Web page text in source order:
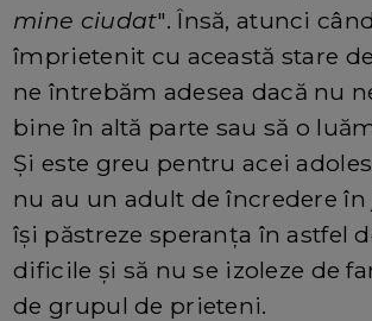
mine ciudat". Însă, atunci
împrietenit cu această stare
ne întrebăm adesea dacă nu
bine în altă parte sau să o
Și este greu pentru acei
nu au un adult de încredere
își păstreze speranța în astfel
dificile și să nu se izoleze de
de grupul de prieteni.